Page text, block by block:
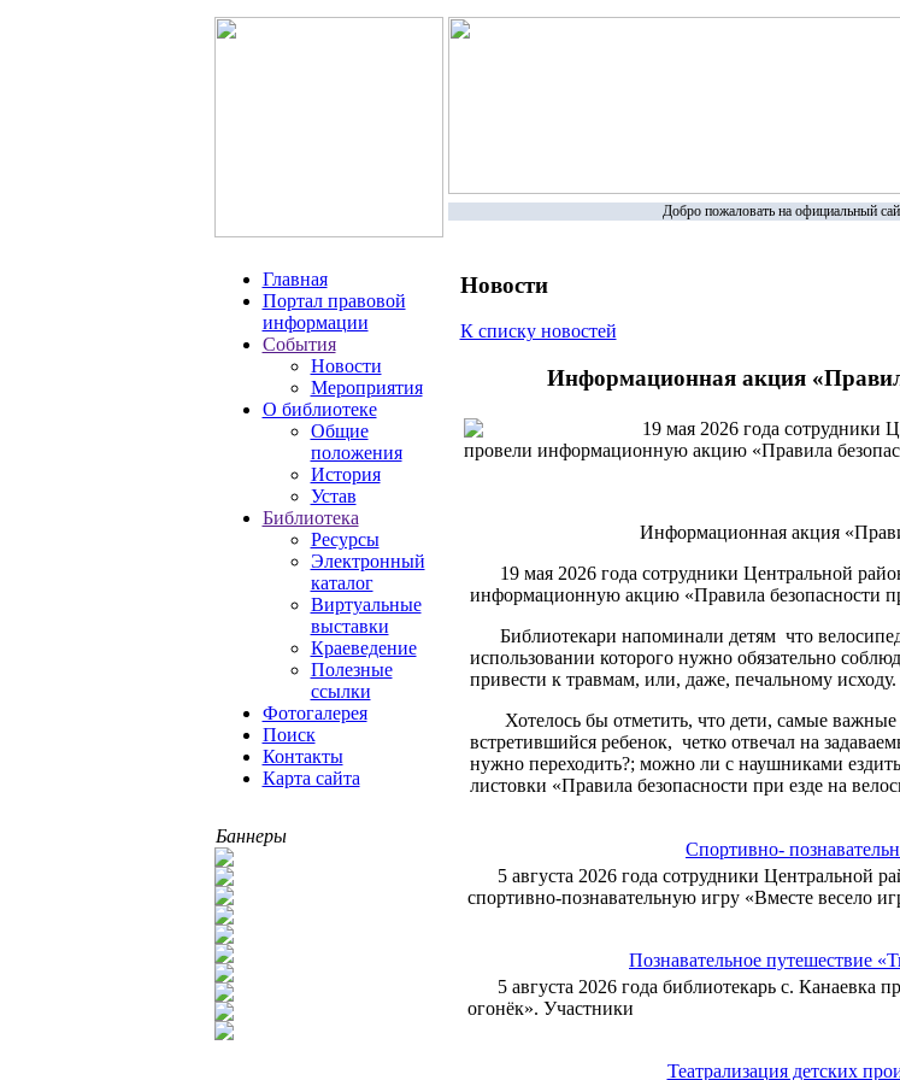
Добро пожаловать на официальный
Главная
Портал правовой
информации
События
Новости
Мероприятия
О библиотеке
Общие
положения
История
Устав
Библиотека
Ресурсы
Электронный
каталог
Виртуальные
выставки
Краеведение
Полезные
ссылки
Фотогалерея
Поиск
Контакты
Карта сайта
Баннеры
Новости
К списку новостей
Информационная акция
19 мая 2026 года сотрудники
провели информационную акцию «Правила
Информационная акция
19 мая 2026 года сотрудники Центральной
информационную акцию «Правила безопасности
Библиотекари напоминали детям что
использовании которого нужно обязательно
привести к травмам, или, даже, печальному исходу.
Хотелось бы отметить, что дети, самые
встретившийся ребенок, четко отвечал на
нужно переходить?; можно ли с наушниками
листовки «Правила безопасности при езде на
Спортивно-
5 августа 2026 года сотрудники Центральной
спортивно-познавательную игру «Вместе весело
Познавательное путешествие
5 августа 2026 года библиотекарь с. Канаевка
огонёк». Участники
Театрализация детских